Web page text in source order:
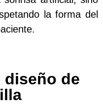
la forma del
diseño de